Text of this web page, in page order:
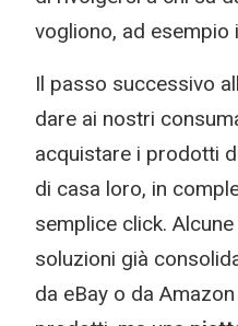
vogliono, ad
Il passo successivo
dare ai nostri
acquistare i prodotti
di casa loro, in
semplice click.
soluzioni già
da eBay o da